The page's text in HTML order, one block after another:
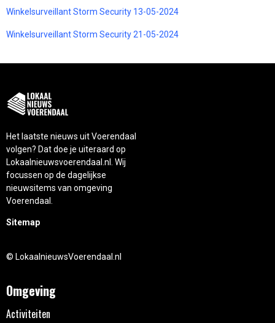
Winkelsurveillant Storm Security 13-05-2024
Winkelsurveillant Storm Security 21-05-2024
Het laatste nieuws uit Voerendaal
volgen? Dat doe je uiteraard op
Lokaalnieuwsvoerendaal.nl. Wij
focussen op de dagelijkse
nieuwsitems van omgeving
Voerendaal.
Sitemap
© LokaalnieuwsVoerendaal.nl
Omgeving
Activiteiten